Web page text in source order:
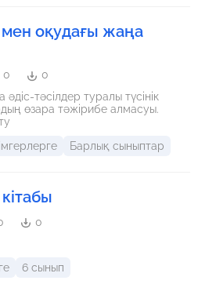
оқудағы жаңа
0
0
тәсілдер туралы түсінік
алмасуы.
Барлық сыныптар
0
6 сынып